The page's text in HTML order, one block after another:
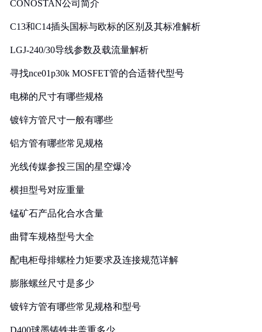
CONOSTAN公司简介
C13和C14插头国标与欧标的区别及其标准解析
LGJ-240/30导线参数及载流量解析
寻找nce01p30k MOSFET管的合适替代型号
电梯的尺寸有哪些规格
镀锌方管尺寸一般有哪些
铝方管有哪些常见规格
光线传媒参投三国的星空爆冷
横担型号对应重量
锰矿石产品化合水含量
曲臂车规格型号大全
配电柜母排螺栓力矩要求及连接规范详解
膨胀螺丝尺寸是多少
镀锌方管有哪些常见规格和型号
D400球墨铸铁井盖重多少